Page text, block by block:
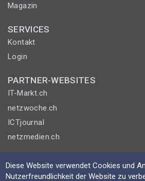
Magazin
SERVICES
Kontakt
Login
PARTNER-WEBSITES
IT-Markt.ch
netzwoche.ch
ICTjournal
netzmedien.ch
© NETZMEDIEN AG 2026
Impressum
Diese Website verwendet Cookies und
Nutzerfreundlichkeit der Website zu